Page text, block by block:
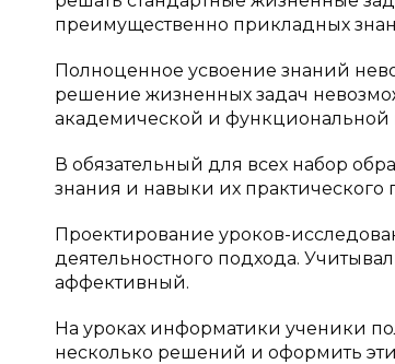
преимущественно прикладных
Полноценное усвоение знаний
решение жизненных задач
академической и функциональной
В обязательный для всех набор
знания и навыки их практического
Проектирование уроков-
деятельностного подхода.
аффективный.
На уроках информатики ученики
несколько решений и оформить